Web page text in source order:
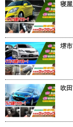
寝
堺
吹